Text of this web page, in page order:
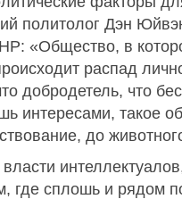
политолог Дэн
«Общество, в
распад
добродетель, что
интересами, такое
до
где сплошь и рядом